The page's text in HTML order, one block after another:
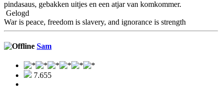
pindasaus, gebakken uitjes en een atjar van komkommer.
Gelogd
War is peace, freedom is slavery, and ignorance is strength
Sam
7.655